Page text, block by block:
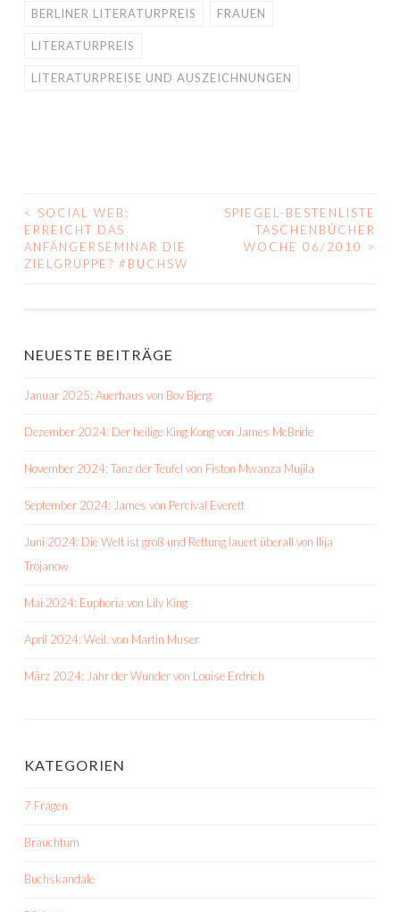
BERLINER LITERATURPREIS FRAUEN
LITERATURPREIS
LITERATURPREISE UND AUSZEICHNUNGEN
BEITRAGS-
NAVIGATION
<
SOCIAL WEB:
ERREICHT DAS
ANFÄNGERSEMINAR DIE
ZIELGRUPPE? #BUCHSW
SPIEGEL-BESTENLISTE
TASCHENBÜCHER
WOCHE 06/2010
>
NEUESTE BEITRÄGE
Januar 2025: Auerhaus von Bov Bjerg
Dezember 2024: Der heilige King Kong von James McBride
November 2024: Tanz der Teufel von Fiston Mwanza Mujila
September 2024: James von Percival Everett
Juni 2024: Die Welt ist groß und Rettung lauert überall von Ilija
Trojanow
Mai 2024: Euphoria von Lily King
April 2024: Weil. von Martin Muser
März 2024: Jahr der Wunder von Louise Erdrich
KATEGORIEN
7 Fragen
Brauchtum
Buchskandale